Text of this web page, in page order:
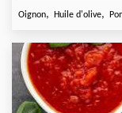
Oignon, Huile d'olive,